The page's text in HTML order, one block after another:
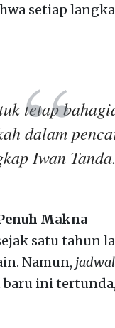
setiap
tetap
dalam
Iwan Tanda.
Makna
satu tahun
Namun,
ini